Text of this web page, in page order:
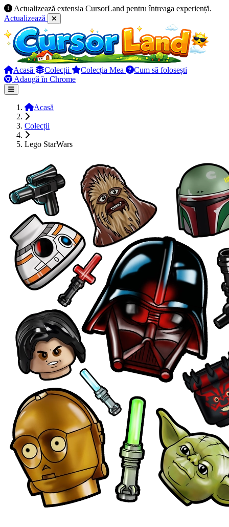
Actualizează extensia CursorLand pentru întreaga experiență.
Actualizează
Acasă Colecții Colecția Mea
Cum să folosești
Adaugă în Chrome
Acasă
Colecții
Lego StarWars